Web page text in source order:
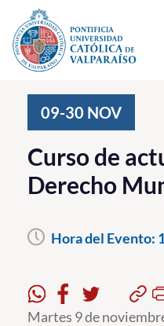
Click acá para ir directamente
Investigación, Creación e
PUCV Internacional
Vinculación con el Medio
Admisión
Pregrado
Postgrado
09-30 NOV
Curso de
Derecho
Hora del Evento:
Martes 9 de